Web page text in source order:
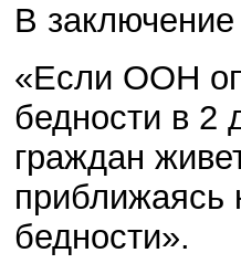
В
«Если ООН
бедности в 2
граждан
приближаясь
бедности».